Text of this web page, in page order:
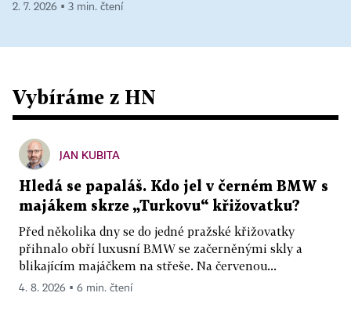
2. 7. 2026 ▪ 3 min. čtení
Vybíráme z HN
JAN KUBITA
Hledá se papaláš. Kdo jel v černém BMW s
majákem skrze „Turkovu“ křižovatku?
Před několika dny se do jedné pražské křižovatky
přihnalo obří luxusní BMW se začerněnými skly a
blikajícím majáčkem na střeše. Na červenou...
4. 8. 2026 ▪ 6 min. čtení